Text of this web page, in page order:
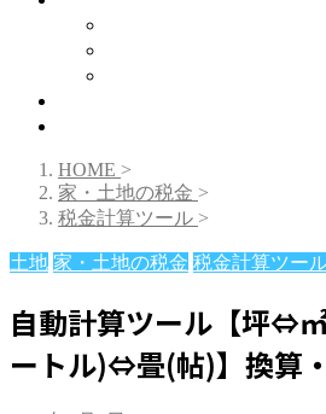
HOME >
家・土地の税金 >
税金計算ツール >
土地 家・土地の税金 税金計算ツー
自動計算ツール【坪⇔
ートル)⇔畳(帖)】換算